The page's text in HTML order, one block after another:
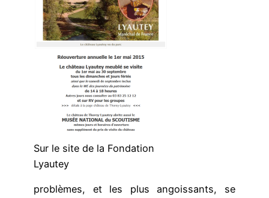
Sur le site de la Fondation
Lyautey
problèmes, et les plus angoissants, se